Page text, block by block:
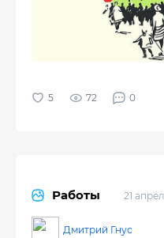
72 0
Работы 21
Дмитрий Гнус